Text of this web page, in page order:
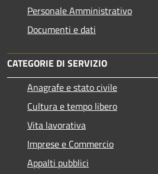
Personale Amministrativo
Documenti e dati
CATEGORIE DI SERVIZIO
Anagrafe e stato civile
Cultura e tempo libero
Vita lavorativa
Imprese e Commercio
Appalti pubblici